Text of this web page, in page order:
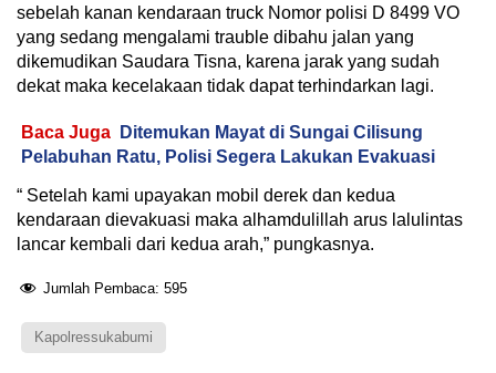
sebelah kanan kendaraan truck Nomor polisi D 8499 VO
yang sedang mengalami trauble dibahu jalan yang
dikemudikan Saudara Tisna, karena jarak yang sudah
dekat maka kecelakaan tidak dapat terhindarkan lagi.
Baca Juga
Ditemukan Mayat di Sungai Cilisung
Pelabuhan Ratu, Polisi Segera Lakukan Evakuasi
“ Setelah kami upayakan mobil derek dan kedua
kendaraan dievakuasi maka alhamdulillah arus lalulintas
lancar kembali dari kedua arah,” pungkasnya.
Jumlah Pembaca: 595
Kapolressukabumi